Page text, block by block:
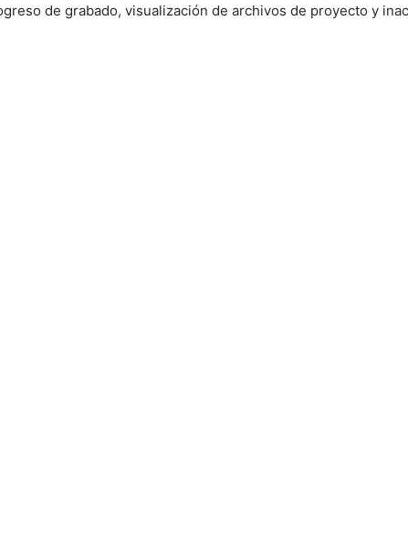
de grabado, visualización de archivos de proyecto y